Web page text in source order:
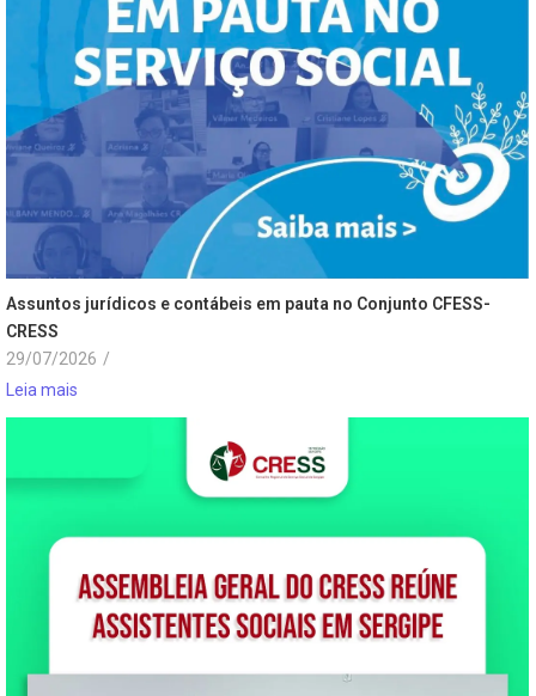
Assuntos jurídicos e contábeis em pauta no Conjunto CFESS-
CRESS
29/07/2026 /
Leia mais